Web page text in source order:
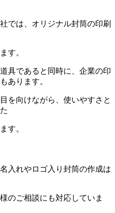
では、オリジナル封筒の印刷
す。
具であると同時に、企業の印
あります。
を向けながら、使いやすさと
す。
入れやロゴ入り封筒の作成は
のご相談にも対応していま